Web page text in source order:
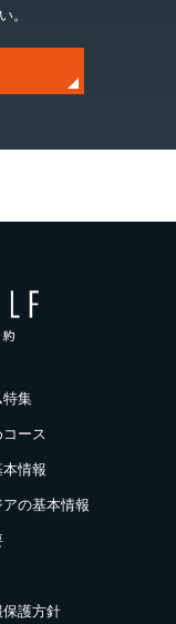
。
集
ース
情報
の基本情報
護方針